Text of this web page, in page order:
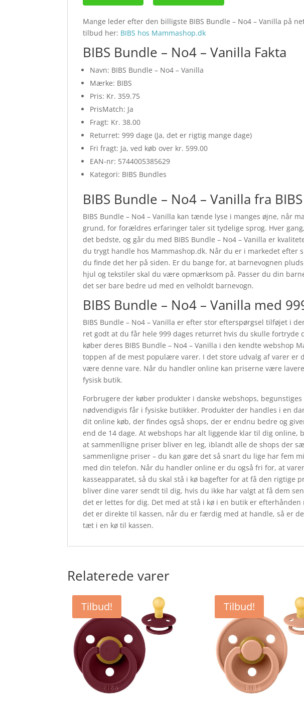
Mange leder efter den billigste BIBS Bundle – No4 – Vanilla på
tilbud her: BIBS hos Mammashop.dk
BIBS Bundle – No4 – Vanilla Fakta
Navn: BIBS Bundle – No4 – Vanilla
Mærke: BIBS
Pris: Kr. 359.75
PrisMatch: Ja
Fragt: Kr. 38.00
Returret: 999 dage (Ja, det er rigtig mange dage)
Fri fragt: Ja, ved køb over kr. 599.00
EAN-nr: 5744005385629
Kategori: BIBS Bundles
BIBS Bundle – No4 – Vanilla fra
BIBS Bundle – No4 – Vanilla kan tænde lyse i manges øjne, når
grund, for forældres erfaringer taler sit tydelige sprog. Hver
det bedste, og går du med BIBS Bundle – No4 – Vanilla er
du trygt handle hos Mammashop.dk. Når du er i markedet efter
du finde det her på siden. Er du bange for, at barnevognen
hjul og tekstiler skal du være opmærksom på. Passer du din
det ser bare bedre ud med en velholdt barnevogn.
BIBS Bundle – No4 – Vanilla med
BIBS Bundle – No4 – Vanilla er efter stor efterspørgsel tilføjet i
ret godt at du får hele 999 dages returret hvis du skulle fortryde
køber deres BIBS Bundle – No4 – Vanilla i den kendte webshop
toppen af de mest populære varer. I det store udvalg af varer er
være denne vare. Når du handler online kan priserne være
fysisk butik.
Forbrugere der køber produkter i danske webshops,
nødvendigvis får i fysiske butikker. Produkter der handles i en
dit online køb, der findes også shops, der er endnu bedre og
end de 14 dage. At webshops har alt liggende klar til dig online,
at sammenlligne priser bliver en leg, iblandt alle de shops der
sammenligne priser – du kan gøre det så snart du lige har fem
med din telefon. Når du handler online er du også fri for, at
kasseapparatet, så du skal stå i kø bagefter for at få den rigtige
bliver dine varer sendt til dig, hvis du ikke har valgt at få dem
det er lettes for dig. Det med at stå i kø i en butik er
det er direkte til kassen, når du er færdig med at handle, så er
tæt i en kø til kassen.
Relaterede varer
Tilbud! Tilbud!